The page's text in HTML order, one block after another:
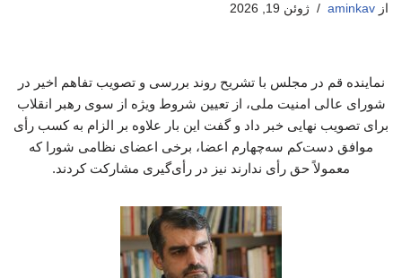
از aminkav ژوئن 19, 2026
نماینده قم در مجلس با تشریح روند بررسی و تصویب تفاهم اخیر در
شورای عالی امنیت ملی، از تعیین شروط ویژه از سوی رهبر انقلاب
برای تصویب نهایی خبر داد و گفت این بار علاوه بر الزام به کسب رأی
موافق دست‌کم سه‌چهارم اعضا، برخی اعضای نظامی شورا که
معمولاً حق رأی ندارند نیز در رأی‌گیری مشارکت کردند.